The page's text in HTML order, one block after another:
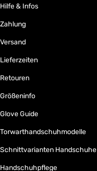
Hilfe & Infos
Zahlung
Versand
Lieferzeiten
Retouren
Größeninfo
Glove Guide
Torwarthandschuhmodelle
Schnittvarianten Handschuhe
Handschuhpflege